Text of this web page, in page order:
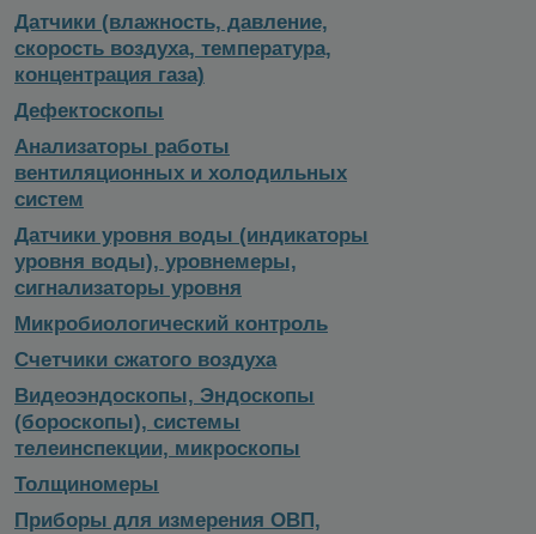
Датчики (влажность, давление,
скорость воздуха, температура,
концентрация газа)
Дефектоскопы
Анализаторы работы
вентиляционных и холодильных
систем
Датчики уровня воды (индикаторы
уровня воды), уровнемеры,
сигнализаторы уровня
Микробиологический контроль
Счетчики сжатого воздуха
Видеоэндоскопы, Эндоскопы
(бороскопы), системы
телеинспекции, микроскопы
Толщиномеры
Приборы для измерения ОВП,